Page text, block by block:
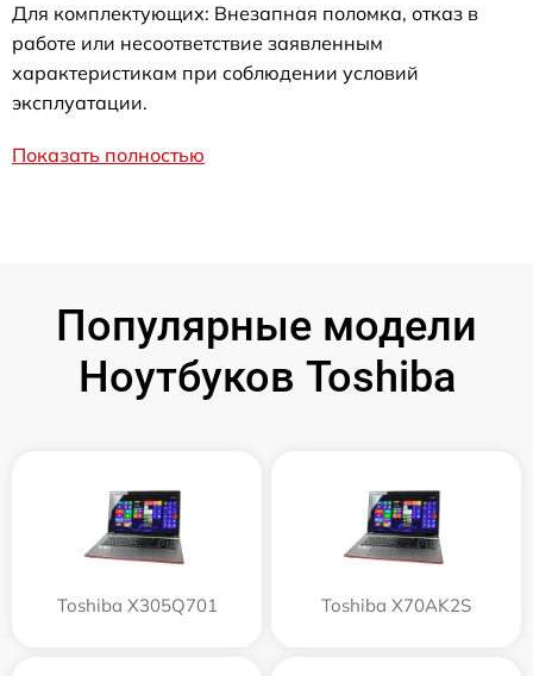
Для комплектующих: Внезапная поломка, отказ в
работе или несоответствие заявленным
характеристикам при соблюдении условий
эксплуатации.
Показать полностью
Популярные модели
Ноутбуков Toshiba
Toshiba X305Q701 Toshiba X70AK2S